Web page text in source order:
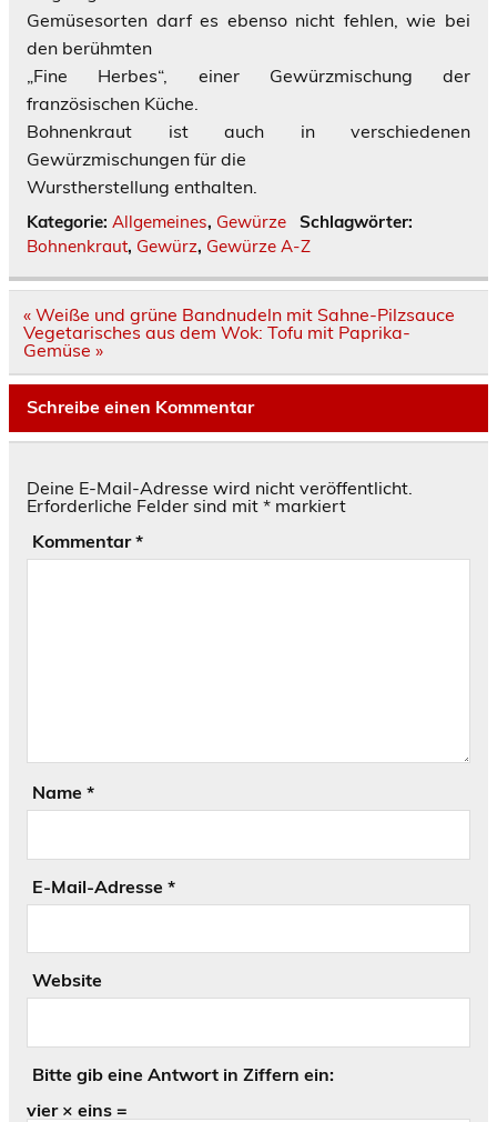
Gemüsesorten darf es ebenso nicht fehlen, wie bei
den berühmten
„Fine Herbes“, einer Gewürzmischung der
französischen Küche.
Bohnenkraut ist auch in verschiedenen
Gewürzmischungen für die
Wurstherstellung enthalten.
Kategorie: Allgemeines, Gewürze
Schlagwörter:
Bohnenkraut, Gewürz, Gewürze A-Z
Beitragsnavigation
« Weiße und grüne Bandnudeln mit Sahne-Pilzsauce
Vegetarisches aus dem Wok: Tofu mit Paprika-
Gemüse »
Schreibe einen Kommentar
Deine E-Mail-Adresse wird nicht veröffentlicht.
Erforderliche Felder sind mit * markiert
Kommentar*
Name *
E-Mail-Adresse *
Website
Bitte gib eine Antwort in Ziffern ein:
vier × eins =